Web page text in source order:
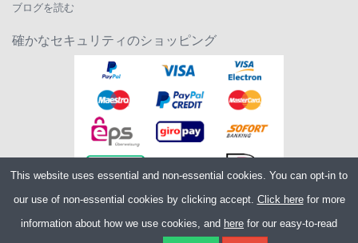
ブログを読む
確かなセキュリティのショッピング
Merlin Cycles Ltd., Unit A4 Buckshaw Link, Ordnance Road,
This website uses essential and non-essential cookies. You can opt-in to
our use of non-essential cookies by clicking accept. Click herefor more
information about how we use cookies, and here for our easy-to-read